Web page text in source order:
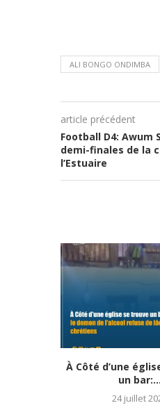
ALI BONGO ONDIMBA
article précédent
Football D4: Awum
demi-finales de la
l’Estuaire
À Côté d’une
un bar:...
24 juillet